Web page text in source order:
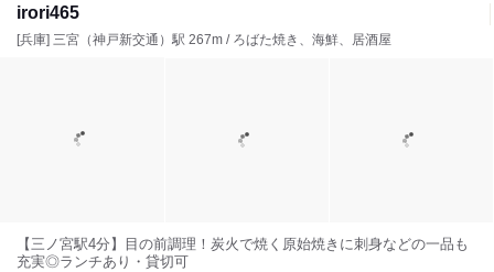
irori465
[兵庫] 三宮（神戸新交通）駅 267m / ろばた焼き、海鮮、居酒屋
【三ノ宮駅4分】目の前調理！炭火で焼く原始焼きに刺身などの一品も
充実◎ランチあり・貸切可